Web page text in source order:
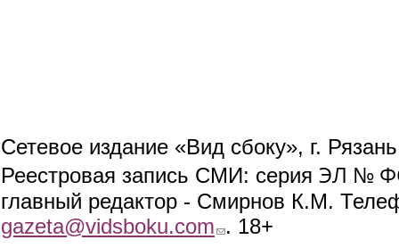
Сетевое издание «Вид сбоку», г.
Реестровая запись СМИ: серия ЭЛ №
главный редактор - Смирнов К.М.
gazeta@vidsboku.com (link sends e-mail)
. 18+